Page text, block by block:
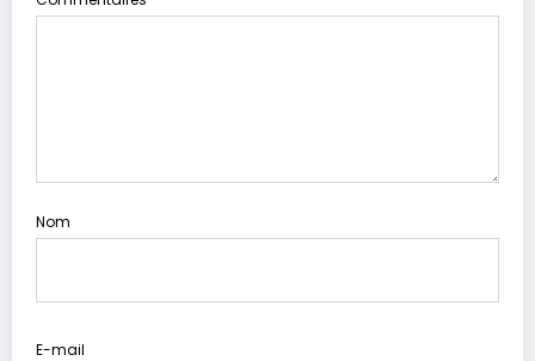
Nom
E-mail